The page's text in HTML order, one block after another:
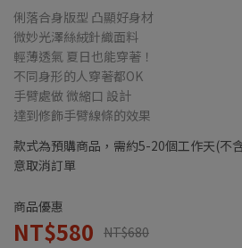
俐落合身版型 凸顯好身材
微妙光澤絲絨針織面料
輕薄透氣 夏日也能穿著！
不同身形的人穿著都OK
手臂處做 微縮口 設計
達到修飾手臂線條的效果
款式為預購商品，需約5-20個工作天(不
意取消訂單
商品優惠
NT$580 NT$680